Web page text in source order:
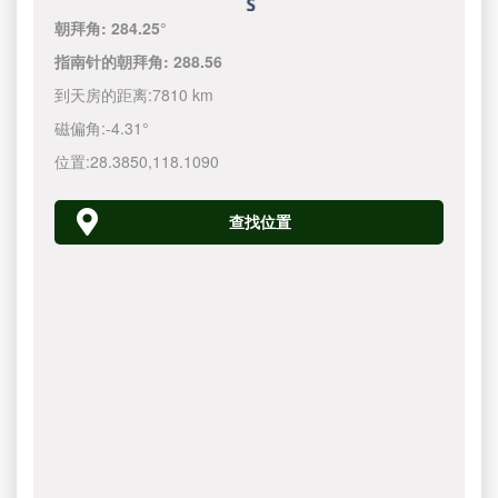
朝拜角:284.25°
指南针的朝拜角:288.56
到天房的距离:7810 km
磁偏角:-4.31°
位置:28.3850,118.1090
查找位置